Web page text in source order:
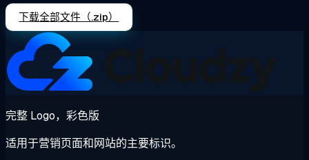
下载全部文件（.zip）
完整 Logo，彩色版
适用于营销页面和网站的主要标识。